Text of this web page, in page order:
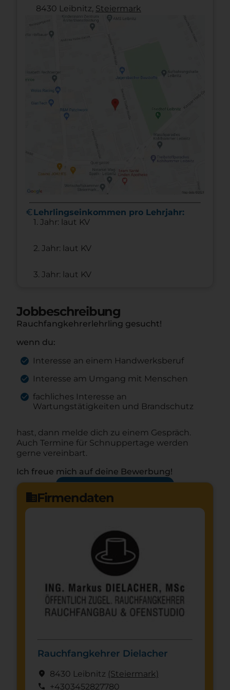
8430 Leibnitz, Steier­mark
euroLehrlingseinkommen pro Lehrjahr:
1. Jahr: laut KV
2. Jahr: laut KV
3. Jahr: laut KV
Jobbeschreibung
Rauchfangkehrerlehrling gesucht!
wenn du:
Interesse an einem Handwerksberuf
Interesse am Umgang mit Menschen
fachliches Interesse an
Wartungstätigkeiten und Brandschutz
hast, dann melde dich zu einem Gespräch.
Auch Termine für Schnuppertage werden
gerne vereinbart.
Ich freue mich auf deine Bewerbung!
domainFirmendaten
Rauchfangkehrer Dielacher
location_on 8430 Leibnitz (Steier­mark)
call +4303452827780